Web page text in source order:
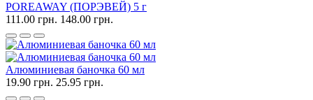
POREAWAY (ПОРЭВЕЙ) 5 г
111.00 грн. 148.00 грн.
Алюминиевая баночка 60 мл
19.90 грн. 25.95 грн.